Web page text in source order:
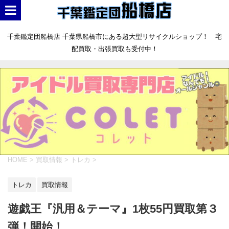
千葉鑑定団船橋店 千葉県船橋市にある超大型リサイクルショップ！ 宅
配買取・出張買取も受付中！
HOME > 買取情報 > トレカ >
トレカ 買取情報
遊戯王『汎用＆テーマ』1枚55円買取第３